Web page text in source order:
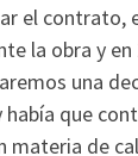
el contrato,
la obra y en
una
que
materia de